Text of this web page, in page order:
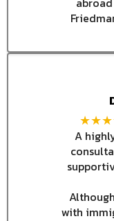
A
with